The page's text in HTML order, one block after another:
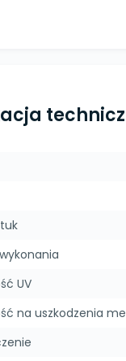
UV
na uszkodzenia